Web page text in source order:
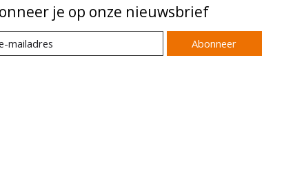
je op onze nieuwsbrief
Abonneer